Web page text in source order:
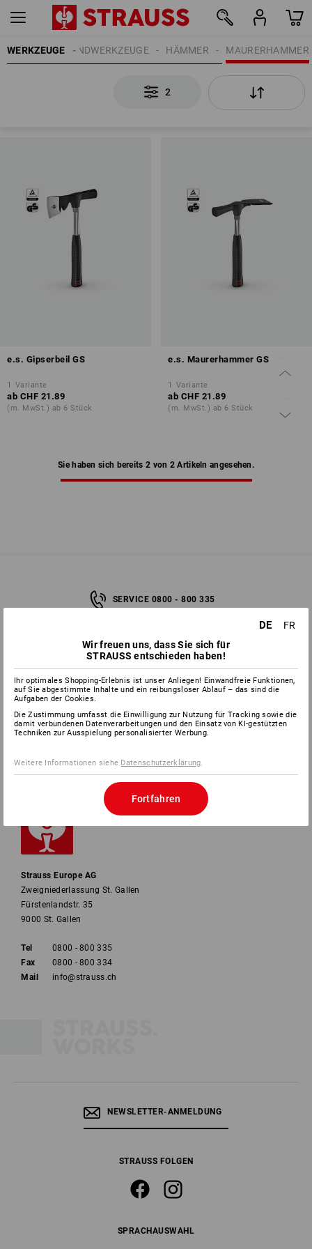
WERKZEUGE MAURERHAMMER
HÄMMER
HANDWERKZEUGE
2
e.s. Gipserbeil GS
1 Variante
ab CHF 21.89
(m. MwSt.) ab 6 Stück
e.s. Maurerhammer GS
1 Variante
ab CHF 21.89
(m. MwSt.) ab 6 Stück
Sie haben sich bereits 2 von 2 Artikeln angesehen.
SERVICE 0800 - 800 335
UNTERNEHMEN
INFORMATIONEN
Strauss Europe AG
Zweigniederlassung St. Gallen
Fürstenlandstr. 35
9000 St. Gallen
Tel
0800 - 800 335
Fax
0800 - 800 334
Mail
info@strauss.ch
NEWSLETTER-ANMELDUNG
STRAUSS FOLGEN
SPRACHAUSWAHL
DE
FR
Wir freuen uns, dass Sie sich für
STRAUSS entschieden haben!
Ihr optimales Shopping-Erlebnis ist unser Anliegen! Einwandfreie Funktionen,
auf Sie abgestimmte Inhalte und ein reibungsloser Ablauf – das sind die
Aufgaben der Cookies.
Die Zustimmung umfasst die Einwilligung zur Nutzung für Tracking sowie die
damit verbundenen Datenverarbeitungen und den Einsatz von KI-gestützten
Techniken zur Ausspielung personalisierter Werbung.
Weitere Informationen siehe Datenschutzerklärung
Fortfahren